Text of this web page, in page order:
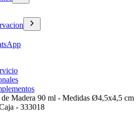
Madera 90 ml - Medidas Ø4,5x4,5 cm
- 333018